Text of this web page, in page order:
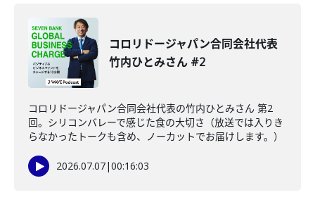
コロリドージャパン合同会社代表
竹内ひとみさん #2
コロリドージャパン合同会社代表の竹内ひとみさん 第2
回。シリコンバレーで感じた食の大切さ（放送では入りき
らなかったトークも含め、ノーカットでお届けします。）
2026.07.07|00:16:03